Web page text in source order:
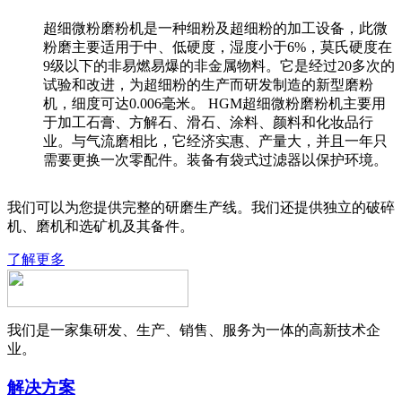
超细微粉磨粉机是一种细粉及超细粉的加工设备，此微
粉磨主要适用于中、低硬度，湿度小于6%，莫氏硬度在
9级以下的非易燃易爆的非金属物料。它是经过20多次的
试验和改进，为超细粉的生产而研发制造的新型磨粉
机，细度可达0.006毫米。 HGM超细微粉磨粉机主要用
于加工石膏、方解石、滑石、涂料、颜料和化妆品行
业。与气流磨相比，它经济实惠、产量大，并且一年只
需要更换一次零配件。装备有袋式过滤器以保护环境。
我们可以为您提供完整的研磨生产线。我们还提供独立的破碎
机、磨机和选矿机及其备件。
了解更多
我们是一家集研发、生产、销售、服务为一体的高新技术企
业。
解决方案